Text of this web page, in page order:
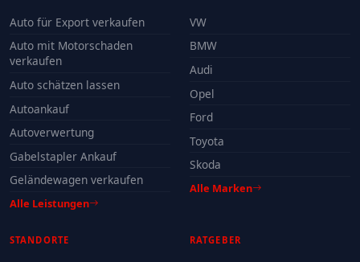
Auto für Export verkaufen
Auto mit Motorschaden
verkaufen
Auto schätzen lassen
Autoankauf
Autoverwertung
Gabelstapler Ankauf
Geländewagen verkaufen
Alle Leistungen
VW
BMW
Audi
Opel
Ford
Toyota
Skoda
Alle Marken
STANDORTE RATGEBER